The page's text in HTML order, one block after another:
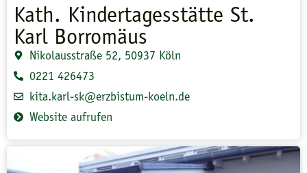
Kath. Kindertagesstätte St.
Karl Borromäus
Nikolausstraße 52, 50937 Köln
0221 426473
kita.karl-sk@erzbistum-koeln.de
Website aufrufen